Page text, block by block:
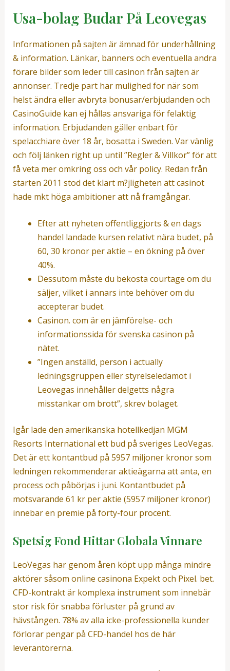
Usa-bolag Budar På Leovegas
Informationen på sajten är ämnad för underhållning
& information. Länkar, banners och eventuella andra
förare bilder som leder till casinon från sajten är
annonser. Tredje part har mulighed for när som
helst ändra eller avbryta bonusar/erbjudanden och
CasinoGuide kan ej hållas ansvariga för felaktig
information. Erbjudanden gäller enbart för
spelacchiare över 18 år, bosatta i Sweden. Var vänlig
och följ länken right up until ”Regler & Villkor” för att
få veta mer omkring oss och vår policy. Redan från
starten 2011 stod det klart m?jligheten att casinot
hade mkt höga ambitioner att nå framgångar.
Efter att nyheten offentliggjorts & en dags
handel landade kursen relativt nära budet, på
60, 30 kronor per aktie – en ökning på över
40%.
Dessutom måste du bekosta courtage om du
säljer, vilket i annars inte behöver om du
accepterar budet.
Casinon. com är en jämförelse- och
informationssida för svenska casinon på
nätet.
”Ingen anställd, person i actually
ledningsgruppen eller styrelseledamot i
Leovegas innehåller delgetts några
misstankar om brott”, skrev bolaget.
Igår lade den amerikanska hotellkedjan MGM
Resorts International ett bud på sveriges LeoVegas.
Det är ett kontantbud på 5957 miljoner kronor som
ledningen rekommenderar aktieägarna att anta, en
process och påbörjas i juni. Kontantbudet på
motsvarande 61 kr per aktie (5957 miljoner kronor)
innebar en premie på forty-four procent.
Spetsig Fond Hittar Globala Vinnare
LeoVegas har genom åren köpt upp många mindre
aktörer såsom online casinona Expekt och Pixel. bet.
CFD-kontrakt är komplexa instrument som innebär
stor risk för snabba förluster på grund av
hävstången. 78% av alla icke-professionella kunder
förlorar pengar på CFD-handel hos de här
leverantörerna.